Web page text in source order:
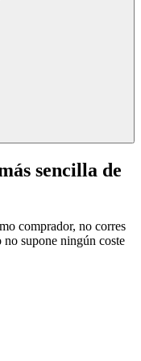
sencilla de
comprador, no corres
supone ningún coste